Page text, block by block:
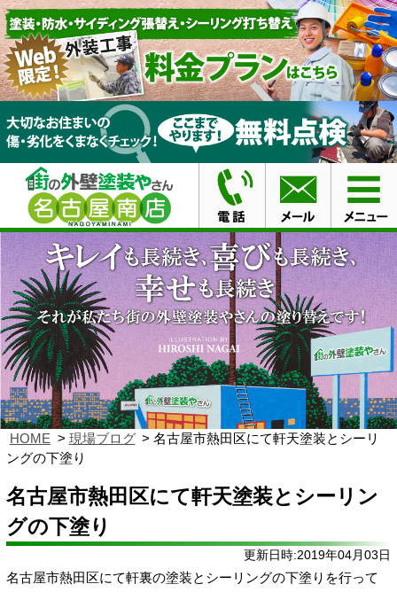
HOME 現場ブログ
名古屋市熱田区にて軒天塗装とシーリ
ングの下塗り
名古屋市熱田区にて軒天塗装とシーリン
グの下塗り
更新日時:2019年04月03日
名古屋市熱田区にて軒裏の塗装とシーリングの下塗りを行って